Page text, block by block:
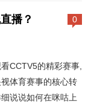
0
播？
CCTV5的精彩赛事,
体育赛事的核心转
说说如何在咪咕上